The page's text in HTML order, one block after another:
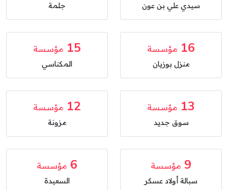
سيدي علي بن عون جلمة
16 مؤسسة
منزل بوزيان
15 مؤسسة
المكناسي
13 مؤسسة
سوق جديد
12 مؤسسة
مزونة
9 مؤسسة
سبالة أولاد عسكر
6 مؤسسة
السعيدة